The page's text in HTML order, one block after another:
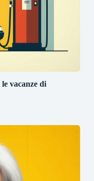
vacanze di